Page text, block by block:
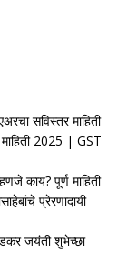
सविस्तर माहिती
2025 | GST
काय? पूर्ण माहिती
प्रेरणादायी
जयंती शुभेच्छा